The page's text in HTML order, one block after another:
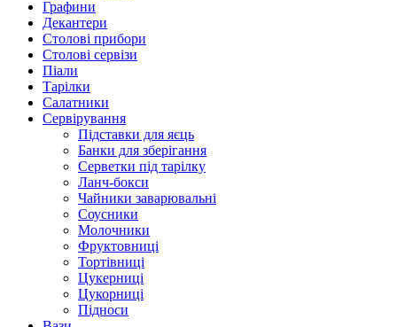
Графини
Декантери
Столові прибори
Столові сервізи
Піали
Тарілки
Салатники
Сервірування
Підставки для яєць
Банки для зберігання
Серветки під тарілку
Ланч-бокси
Чайники заварювальні
Соусники
Молочники
Фруктовниці
Тортівниці
Цукерниці
Цукорниці
Підноси